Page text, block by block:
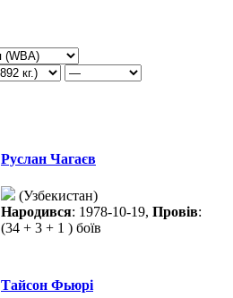
Руслан Чагаєв
(Узбекистан)
Народився: 1978-10-19, Провів:
(34 + 3 + 1 ) боїв
Тайсон Фьюрі